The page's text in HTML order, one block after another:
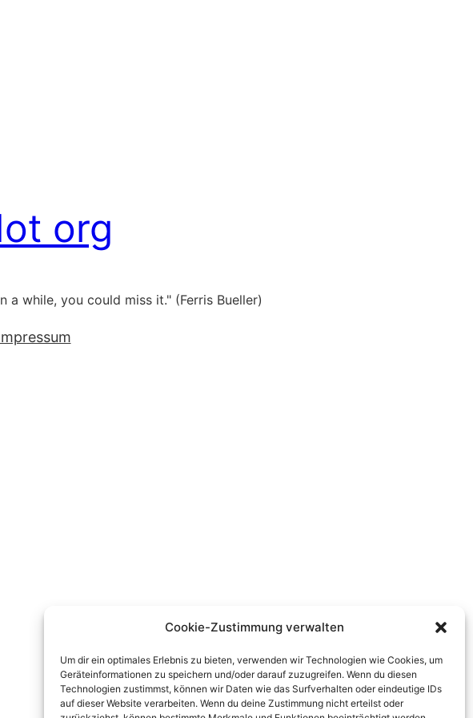
Cookie-Zustimmung verwalten
Um dir ein optimales Erlebnis zu bieten, verwenden wir Technologien wie Cookies, um
Geräteinformationen zu speichern und/oder darauf zuzugreifen. Wenn du diesen
Technologien zustimmst, können wir Daten wie das Surfverhalten oder eindeutige IDs
auf dieser Website verarbeiten. Wenn du deine Zustimmung nicht erteilst oder
org
while, you could miss it." (Ferris Bueller)